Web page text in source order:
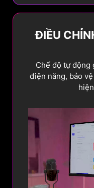
ĐIỀU
Chế độ tự động
điện năng, bảo